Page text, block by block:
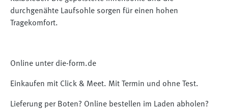
durchgenähte Laufsohle sorgen für einen hohen
Tragekomfort.
Online unter die-form.de
Einkaufen mit Click & Meet. Mit Termin und ohne Test.
Lieferung per Boten? Online bestellen im Laden abholen?